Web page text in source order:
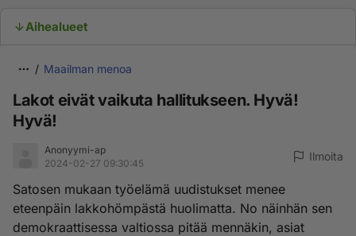
Aihealueet
Maailman menoa
Lakot eivät vaikuta hallitukseen. Hyvä!
Hyvä!
Anonyymi-ap
2024-02-27 09:30:45
Ilmoita
Satosen mukaan työelämä uudistukset menee
eteenpäin lakkohömpästä huolimatta. No näinhän sen
demokraattisessa valtiossa pitää mennäkin, asiat